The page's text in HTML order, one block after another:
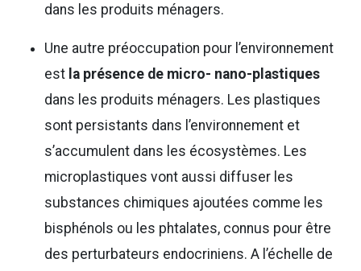
dans les produits ménagers.
Une autre préoccupation pour l’environnement
est la présence de micro- nano-plastiques
dans les produits ménagers. Les plastiques
sont persistants dans l’environnement et
s’accumulent dans les écosystèmes. Les
microplastiques vont aussi diffuser les
substances chimiques ajoutées comme les
bisphénols ou les phtalates, connus pour être
des perturbateurs endocriniens. A l’échelle de